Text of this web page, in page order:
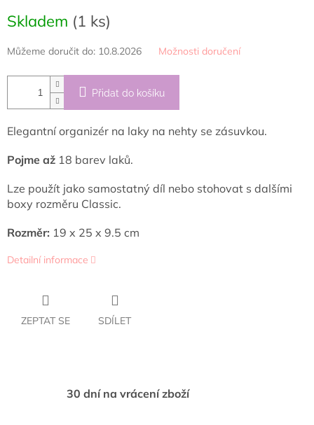
cena:
Skladem (1 ks)
Můžeme doručit do: 10.8.2026 Možnosti doručení
Přidat do košíku
Elegantní organizér na laky na nehty se zásuvkou.
Pojme až 18 barev laků.
Lze použít jako samostatný díl nebo stohovat s dalšími
boxy rozměru Classic.
Rozměr: 19 x 25 x 9.5 cm
Detailní informace
ZEPTAT SE SDÍLET
30 dní na vrácení zboží